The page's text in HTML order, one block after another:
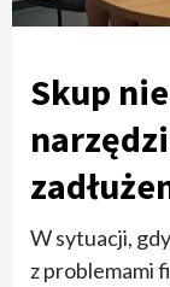
Skup
W sytuacji,
z problemami